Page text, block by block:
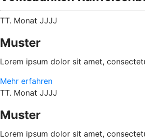
TT. Monat JJJJ
Muster
Lorem ipsum dolor sit amet,
Mehr erfahren
TT. Monat JJJJ
Muster
Lorem ipsum dolor sit amet,